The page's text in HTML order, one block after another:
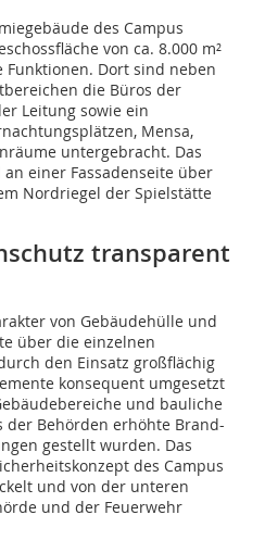
des Campus
von ca. 8.000 m²
Dort sind neben
die Büros der
Leitung sowie ein
Mensa,
untergebracht. Das
einer Fassadenseite über
Nordriegel der Spielstätte
transparent
von Gebäudehülle und
über die einzelnen
den Einsatz großflächig
konsequent umgesetzt
und bauliche
der Behörden erhöhte Brand-
gestellt wurden. Das
des Campus
und von der unteren
und der Feuerwehr